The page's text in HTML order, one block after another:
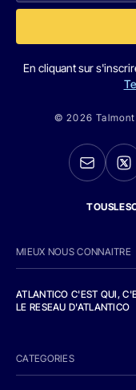
En cliquant sur
© 2026
MIEUX NOUS CONNAITRE
ATLANTICO C'EST QUI,
LE RESEAU D'ATLANTICO
CATEGORIES